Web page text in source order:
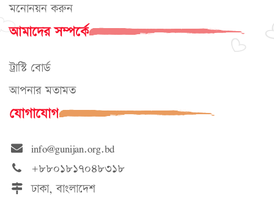
মনোনয়ন করুন
আমাদের সম্পর্কে
ট্রাস্টি বোর্ড
আপনার মতামত
যোগাযোগ
info@gunijan.org.bd
+৮৮০১৮১৭০৪৮৩১৮
ঢাকা, বাংলাদেশ